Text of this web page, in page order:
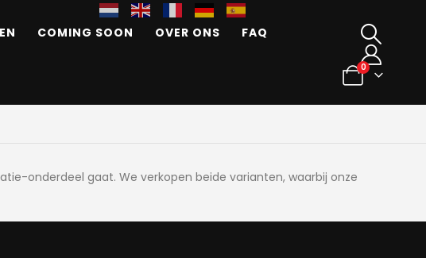
COMING SOON OVER ONS FAQ
0
onderdeel gaat. We verkopen beide varianten, waarbij onze